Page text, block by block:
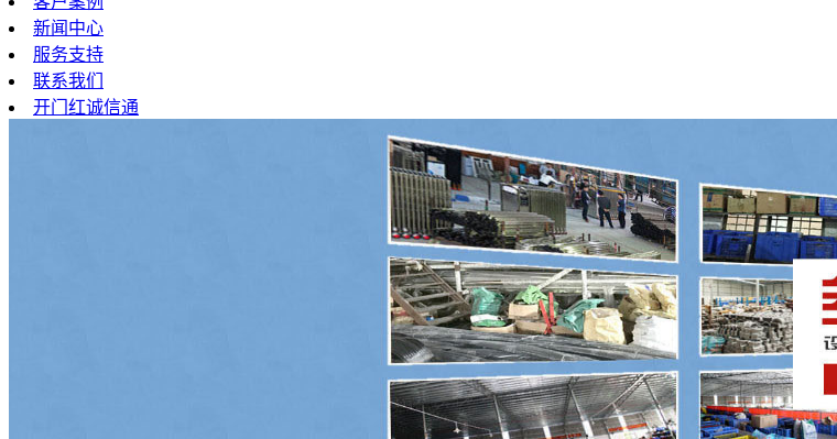
新闻中心
服务支持
联系我们
开门红诚信通